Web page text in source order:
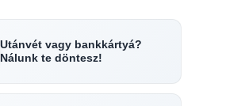
Utánvét vagy bankkártyá?
Nálunk te döntesz!